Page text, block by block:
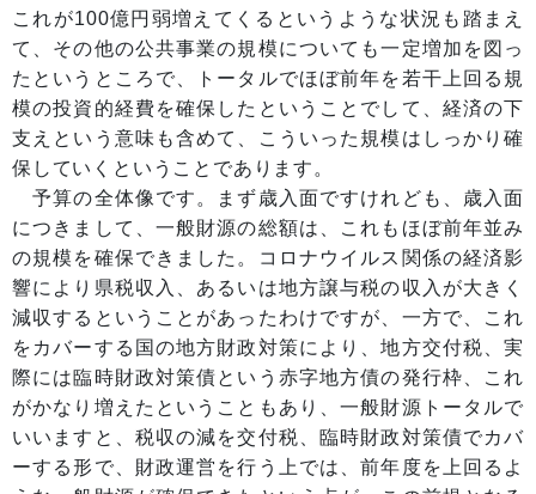
これが100億円弱増えてくるというような状況も踏まえ
て、その他の公共事業の規模についても一定増加を図っ
たというところで、トータルでほぼ前年を若干上回る規
模の投資的経費を確保したということでして、経済の下
支えという意味も含めて、こういった規模はしっかり確
保していくということであります。
予算の全体像です。まず歳入面ですけれども、歳入面
につきまして、一般財源の総額は、これもほぼ前年並み
の規模を確保できました。コロナウイルス関係の経済影
響により県税収入、あるいは地方譲与税の収入が大きく
減収するということがあったわけですが、一方で、これ
をカバーする国の地方財政対策により、地方交付税、実
際には臨時財政対策債という赤字地方債の発行枠、これ
がかなり増えたということもあり、一般財源トータルで
いいますと、税収の減を交付税、臨時財政対策債でカバ
ーする形で、財政運営を行う上では、前年度を上回るよ